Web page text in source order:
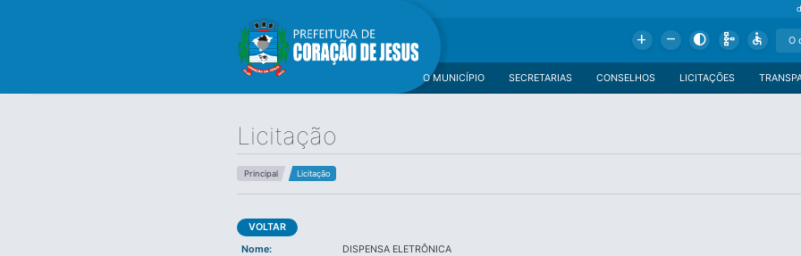
Add Remove Contrast Schema Accessible
LICITAÇÕES
CONSELHOS
SECRETARIAS
O MUNICÍPIO
Licitação
Principal Licitação
VOLTAR
Nome:
DISPENSA ELETRÔNICA